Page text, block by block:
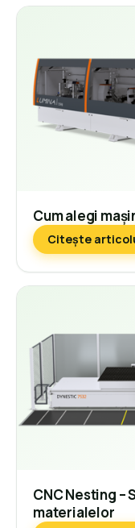
Cum alegi
Citește
CNC Nesting
materialelor